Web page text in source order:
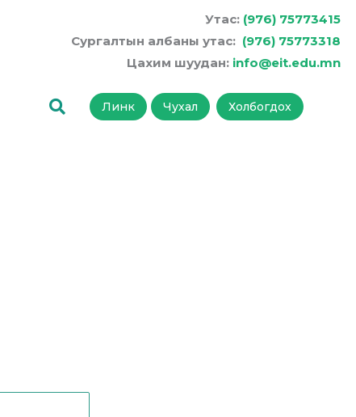
Утас: (976) 75773415
Сургалтын албаны утас: (976) 75773318
Цахим шуудан: info@eit.edu.mn
Линк Чухал Холбогдох